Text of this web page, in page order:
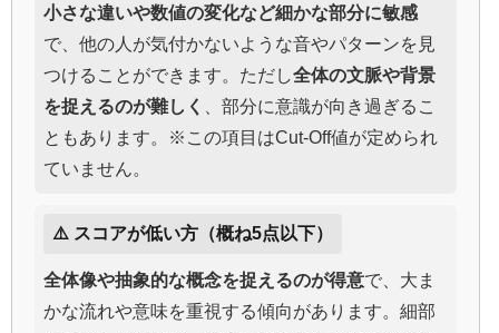
小さな違いや数値の変化など細かな部分に敏感
で、他の人が気付かないような音やパターンを見
つけることができます。ただし全体の文脈や背景
を捉えるのが難しく
、部分に意識が向き過ぎるこ
ともあります。※この項目はCut-Off値が定められ
ていません。
⚠️ スコアが低い方（概ね5点以下）
全体像や抽象的な概念を捉えるのが得意で、大ま
かな流れや意味を重視する傾向があります。細部